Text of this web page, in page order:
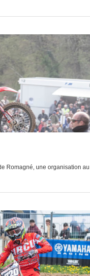
Romagné, une organisation au